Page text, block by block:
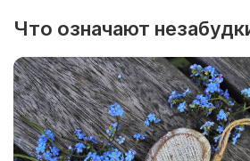
Что означают